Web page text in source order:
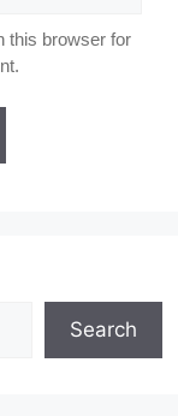
this browser for
Search